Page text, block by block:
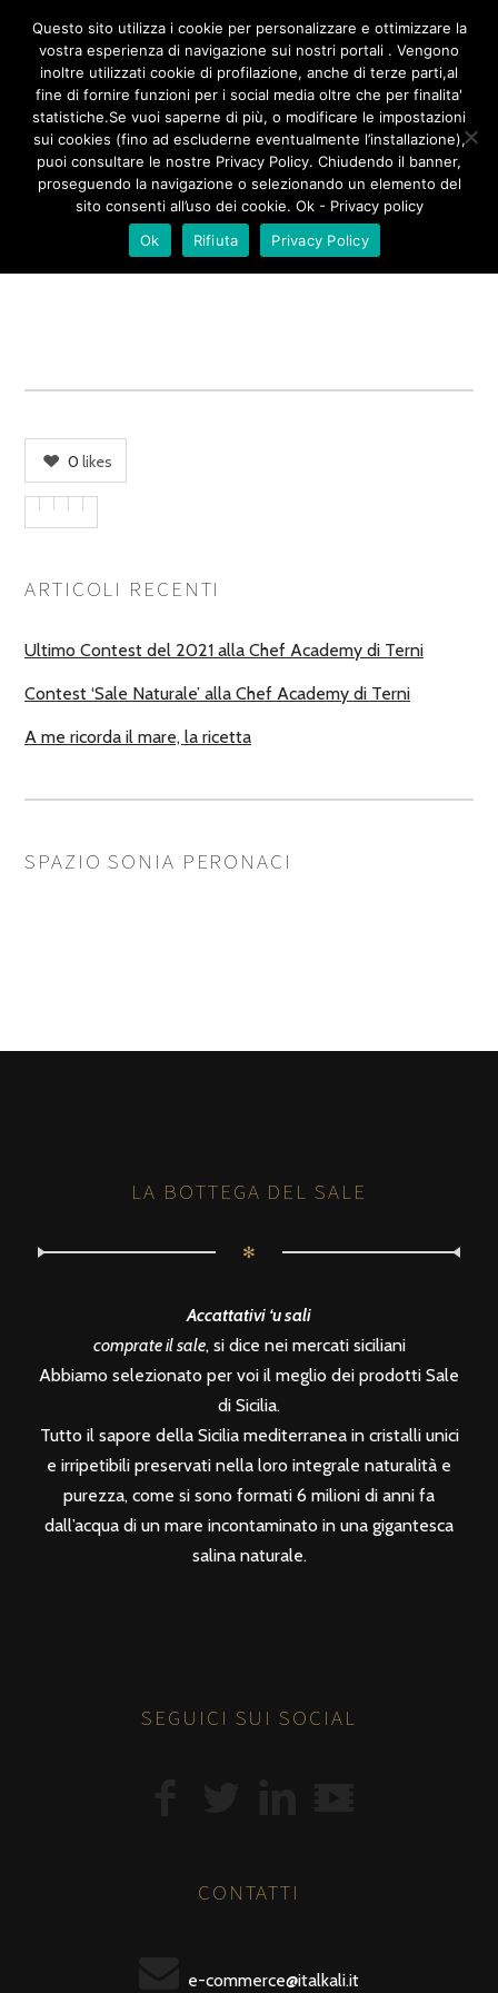
GIRELLO
0 likes
ARTICOLI RECENTI
Ultimo Contest del 2021 alla Chef Academy di Terni
Contest ‘Sale Naturale’ alla Chef Academy di Terni
A me ricorda il mare, la ricetta
SPAZIO SONIA PERONACI
LA BOTTEGA DEL SALE
✻
Accattativi ‘u sali
comprate il sale, si dice nei mercati siciliani
Abbiamo selezionato per voi il meglio dei prodotti Sale
di Sicilia.
Tutto il sapore della Sicilia mediterranea in cristalli unici
e irripetibili preservati nella loro integrale naturalità e
purezza, come si sono formati 6 milioni di anni fa
dall’acqua di un mare incontaminato in una gigantesca
salina naturale.
SEGUICI SUI SOCIAL
CONTATTI
e-commerce@italkali.it
Questo sito utilizza i cookie per personalizzare e ottimizzare la
vostra esperienza di navigazione sui nostri portali . Vengono
inoltre utilizzati cookie di profilazione, anche di terze parti,al
fine di fornire funzioni per i social media oltre che per finalita'
statistiche.Se vuoi saperne di più, o modificare le impostazioni
sui cookies (fino ad escluderne eventualmente l’installazione),
puoi consultare le nostre Privacy Policy. Chiudendo il banner,
proseguendo la navigazione o selezionando un elemento del
sito consenti all’uso dei cookie. Ok - Privacy policy
Ok
Rifiuta Privacy Policy